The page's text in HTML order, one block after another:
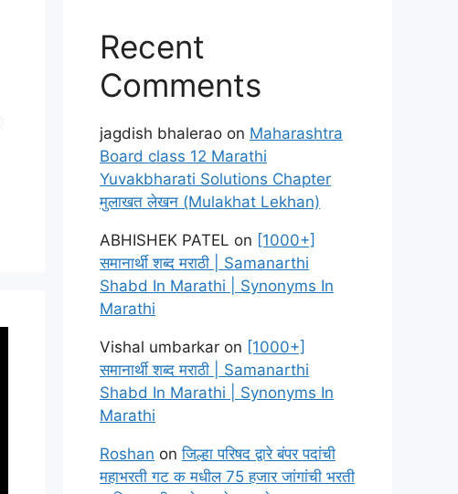
Recent
Comments
jagdish bhalerao on Maharashtra
Board class 12 Marathi
Yuvakbharati Solutions Chapter
मुलाखत लेखन (Mulakhat Lekhan)
ABHISHEK PATEL on [1000+]
समानार्थी शब्द मराठी | Samanarthi
Shabd In Marathi | Synonyms In
Marathi
Vishal umbarkar on [1000+]
समानार्थी शब्द मराठी | Samanarthi
Shabd In Marathi | Synonyms In
Marathi
Roshan onजिल्हा परिषद द्वारे बंपर पदांची
महाभरती गट क मधील 75 हजार जांगांची भरती